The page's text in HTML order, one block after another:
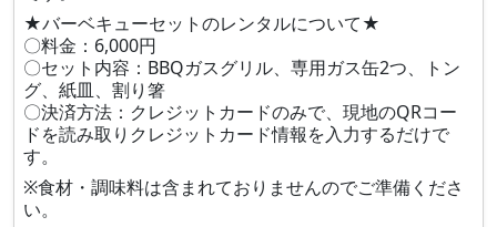
★バーベキューセットのレンタルについて★
〇料金：6,000円
〇セット内容：BBQガスグリル、専用ガス缶2つ、トン
グ、紙皿、割り箸
〇決済方法：クレジットカードのみで、現地のQRコー
ドを読み取りクレジットカード情報を入力するだけで
す。
※食材・調味料は含まれておりませんのでご準備くださ
い。